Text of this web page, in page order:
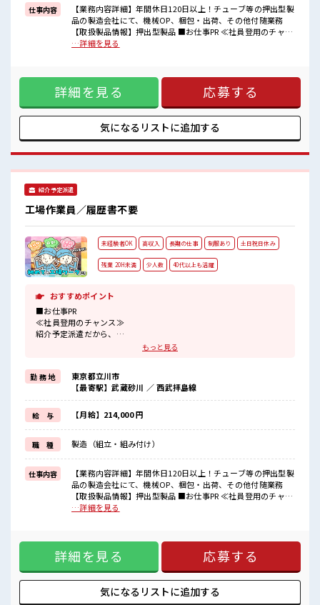
しっかり働く環境が整っています！
イチからスキルUP・ステップUP目指していきましょう！
■職場の雰囲気
お休みは土日祝日なので友人や家族との予定も合わせやすい♪
高収入もバッチリ目指せますよ！
仕事内容
【業務内容詳細】年間休日120日以上！チューブ等の押出型製
品の製造会社にて、機械OP、梱包・出荷、その他付随業務
【取扱製品情報】押出型製品 ■お仕事PR ≪社員登用のチャン
ス≫ 紹介予定派遣だから、 自分に職場が合うかお試しできる
家族や友人と一緒にプライベート満喫！ ≪機能的な制服アリ
≫ 制服があるので、 毎日の服装の悩み解消♪ ≪未経験の方も
大カンゲイ≫ 新しいことにチャレンジするのは不安だけど、
しっかり働く環境が整っています！ イチからスキルUP・ステ
ップUP目指していきましょう！ ■職場の雰囲気 『少人数』だ
からコミュニケーションも取りやすい？ 程よく残業あり！ お
高収入もバッチリ目指せますよ！
…詳細を見る
詳細を見る 応募する
気になるリストに追加する
紹介予定派遣
工場作業員／履歴書不要
未経験者OK 高収入 長期の仕事 制服あり 土日祝日休み
残業 20H未満 少人数 40代以上も活躍
おすすめポイント
■お仕事PR
≪社員登用のチャンス≫
紹介予定派遣だから、
自分に職場が合うかお試しできるのがウレシイ☆
残業は月20時間未満で、
ほどよく稼げます♪
≪週休2日制≫
週末は家族や友人と一緒にプライベート満喫！
≪機能的な制服アリ≫
制服があるので、
毎日の服装の悩み解消♪
≪未経験の方も大カンゲイ≫
新しいことにチャレンジするのは不安だけど、
しっかり働く環境が整っています！
イチからスキルUP・ステップUP目指していきましょう！
■職場の雰囲気
お休みは土日祝日なので友人や家族との予定も合わせやすい♪
高収入もバッチリ目指せますよ！
もっと見る
勤 務 地
東京都立川市
【最寄駅】武蔵砂川 ／ 西武拝島線
給 与 【月給】214,000 円
職 種 製造（組立・組み付け）
仕事内容
【業務内容詳細】年間休日120日以上！チューブ等の押出型製
品の製造会社にて、機械OP、梱包・出荷、その他付随業務
【取扱製品情報】押出型製品 ■お仕事PR ≪社員登用のチャン
ス≫ 紹介予定派遣だから、 自分に職場が合うかお試しできる
家族や友人と一緒にプライベート満喫！ ≪機能的な制服アリ
≫ 制服があるので、 毎日の服装の悩み解消♪ ≪未経験の方も
大カンゲイ≫ 新しいことにチャレンジするのは不安だけど、
しっかり働く環境が整っています！ イチからスキルUP・ステ
ップUP目指していきましょう！ ■職場の雰囲気 『少人数』だ
からコミュニケーションも取りやすい？ 程よく残業あり！ お
…詳細を見る
詳細を見る 応募する
気になるリストに追加する